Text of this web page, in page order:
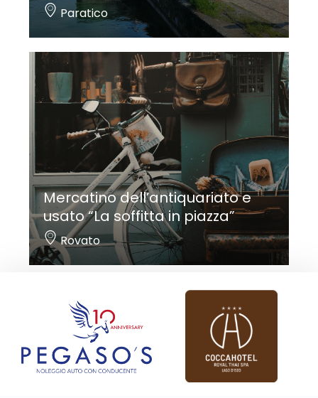
Paratico
Mercatino dell’antiquariato e
usato “La soffitta in piazza”
Rovato